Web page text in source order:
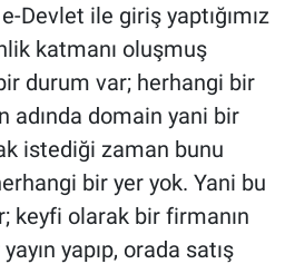
Devlet ile giriş yaptığımız
katmanı oluşmuş
durum var; herhangi bir
adında domain yani bir
istediği zaman bunu
bir yer yok. Yani bu
keyfi olarak bir firmanın
yapıp, orada satış